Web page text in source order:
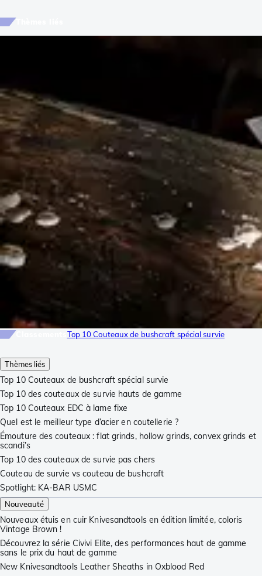
Thèmes liés
Top 10 Couteaux de bushcraft spécial survie
Top 10 des couteaux de survie hauts de gamme
Top 10 Couteaux EDC à lame fixe
Quel est le meilleur type d’acier en coutellerie ?
Émouture des couteaux : flat grinds, hollow grinds, convex grinds et
scandi’s
Top 10 des couteaux de survie pas chers
Couteau de survie vs couteau de bushcraft
Spotlight: KA-BAR USMC
Nouveauté
Nouveaux étuis en cuir Knivesandtools en édition limitée, coloris
Vintage Brown !
Découvrez la série Civivi Elite, des performances haut de gamme
sans le prix du haut de gamme
New Knivesandtools Leather Sheaths in Oxblood Red
Top 10 Couteaux de bushcraft spécial survie